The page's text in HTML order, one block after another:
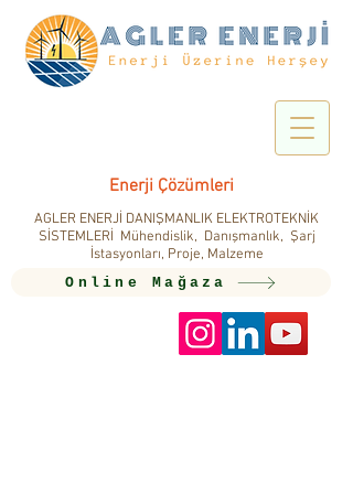
AGLER ENERJİ DANIŞMANLIK ELEKTROTEKNİK
SİSTEMLERİ Mühendislik, Danışmanlık, Şarj
İstasyonları, Proje, Malzeme
Enerji Çözümleri
Online Mağaza